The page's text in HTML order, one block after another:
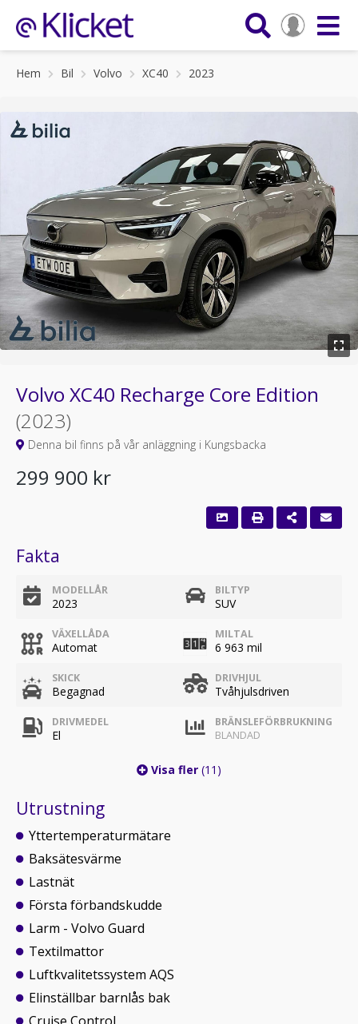
Hem Bil Volvo XC40 2023
Volvo XC40 Recharge Core Edition
(2023)
Denna bil finns på vår anläggning i Kungsbacka
299 900 kr
Fakta
MODELLÅR
2023
BILTYP
SUV
VÄXELLÅDA
Automat
MILTAL
6 963 mil
SKICK
Begagnad
DRIVHJUL
Tvåhjulsdriven
DRIVMEDEL
El
BRÄNSLEFÖRBRUKNING
BLANDAD
Visa fler (11)
Utrustning
Yttertemperaturmätare
Baksätesvärme
Lastnät
Första förbandskudde
Larm - Volvo Guard
Textilmattor
Luftkvalitetssystem AQS
Elinställbar barnlås bak